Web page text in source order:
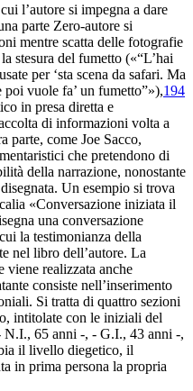
l’autore si impegna a dare
parte Zero-autore si
mentre scatta delle fotografie
stesura del fumetto («“L’hai
per ‘sta scena da safari. Ma
poi vuole fa’ un fumetto”»),194
in presa diretta e
di informazioni volta a
parte, come Joe Sacco,
che pretendono di
della narrazione, nonostante
Un esempio si trova
«Conversazione iniziata il
una conversazione
la testimonianza della
nel libro dell’autore. La
viene realizzata anche
consiste nell’inserimento
Si tratta di quattro sezioni
intitolate con le iniziali del
N.I., 65 anni -, - G.I., 43 anni -,
il livello diegetico, il
in prima persona la propria